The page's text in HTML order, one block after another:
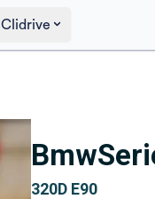
Clidrive
Bmw
320D E90